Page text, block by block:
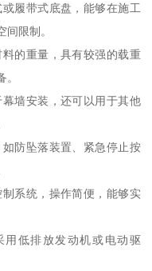
履带式底盘，能够在施工
限制。
的重量，具有较强的载重
墙安装，还可以用于其他
防坠落装置、紧急停止按
系统，操作简便，能够实
用低排放发动机或电动驱